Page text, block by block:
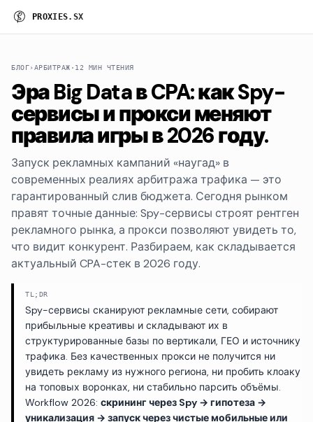
PROXI ES. SX
БЛОГ› АРБИТРАЖ · 12 МИН ЧТЕНИЯ
Эра Big Data в CPA: как Spy-
сервисы и прокси меняют
правила игры в 2026 году.
Запуск рекламных кампаний «наугад» в
современных реалиях арбитража трафика — это
гарантированный слив бюджета. Сегодня рынком
правят точные данные: Spy-сервисы строят рентген
рекламного рынка, а прокси позволяют увидеть то,
что видит конкурент. Разбираем, как складывается
актуальный CPA-стек в 2026 году.
TL;DR
Spy-сервисы сканируют рекламные сети, собирают
прибыльные креативы и складывают их в
структурированные базы по вертикали, ГЕО и источнику
трафика. Без качественных прокси не получится ни
увидеть рекламу из нужного региона, ни пробить клоаку
на топовых воронках, ни стабильно парсить объёмы.
Workflow 2026: скрининг через Spy → гипотеза →
уникализация → запуск через чистые мобильные или